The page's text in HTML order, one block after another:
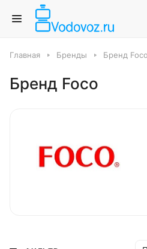
Главная Бренды Бренд Foco
Бренд Foco